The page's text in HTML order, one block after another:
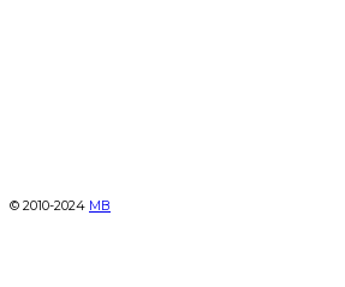
© 2010-2024 МВ